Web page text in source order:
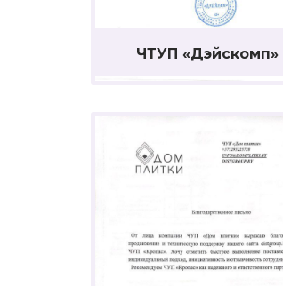
ЧТУП «Дэйскомп»